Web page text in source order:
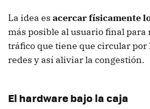
La idea es acercar físicamente
más posible al usuario final
tráfico que tiene que circular por
redes y así aliviar la congestión.
El hardware bajo la caja